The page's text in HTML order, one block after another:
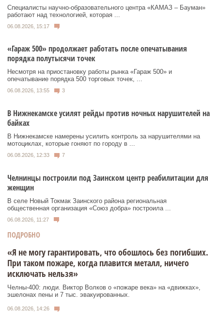
Специалисты научно-образовательного центра «КАМАЗ – Бауман»
работают над технологией, которая ...
06.08.2026, 15:17
«Гараж 500» продолжает работать после опечатывания
порядка полутысячи точек
Несмотря на приостановку работы рынка «Гараж 500» и
опечатывание порядка 500 торговых точек, ...
06.08.2026, 13:55 3
В Нижнекамске усилят рейды против ночных нарушителей на
байках
В Нижнекамске намерены усилить контроль за нарушителями на
мотоциклах, которые гоняют по городу в ...
06.08.2026, 12:33 7
Челнинцы построили под Заинском центр реабилитации для
женщин
В селе Новый Токмак Заинского района региональная
общественная организация «Союз добра» построила ...
06.08.2026, 11:27
ПОДРОБНО
«Я не могу гарантировать, что обошлось без погибших.
При таком пожаре, когда плавится металл, ничего
исключать нельзя»
Челны-400: люди. Виктор Волков о «пожаре века» на «движках»,
эшелонах пены и 7 тыс. эвакуированных.
06.08.2026, 14:26